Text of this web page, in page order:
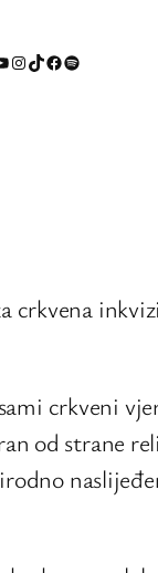
Instagram
TikTok
Facebook
Spotify
crkvena
crkveni
od strane